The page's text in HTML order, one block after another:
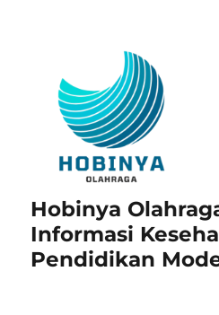
Hobinya
Informasi
Pendidikan